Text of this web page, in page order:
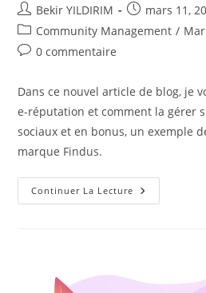
Auteur/autrice
de
la
publication :
Bekir YILDIRIM
Publication
publiée :
mars 11,
Post
category:
Community Management /
Commentaires
publication :
0 commentaire
Dans ce nouvel article de blog, je
e-réputation et comment la gérer
sociaux et en bonus, un exemple
marque Findus.
Continuer La Lecture C’est
Quoi
Les